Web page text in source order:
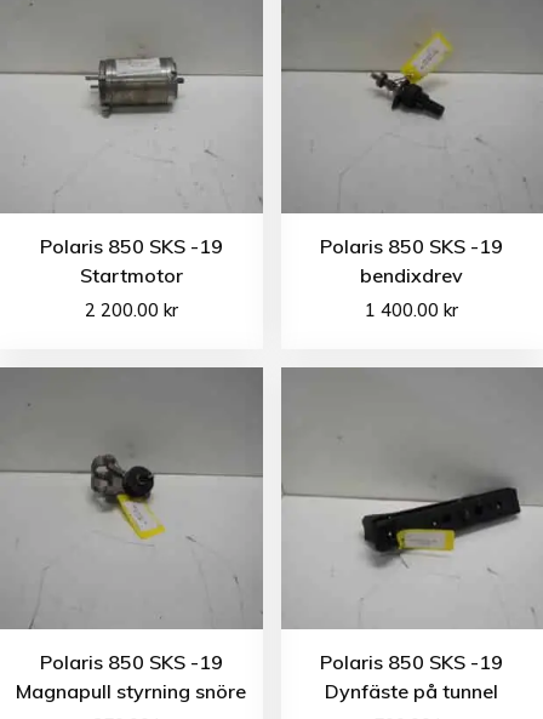
Polaris 850 SKS -19
Startmotor
2 200.00 kr
Polaris 850 SKS -19
bendixdrev
1 400.00kr
Polaris 850 SKS -19
Magnapull styrning snöre
Polaris 850 SKS -19
Dynfäste på tunnel